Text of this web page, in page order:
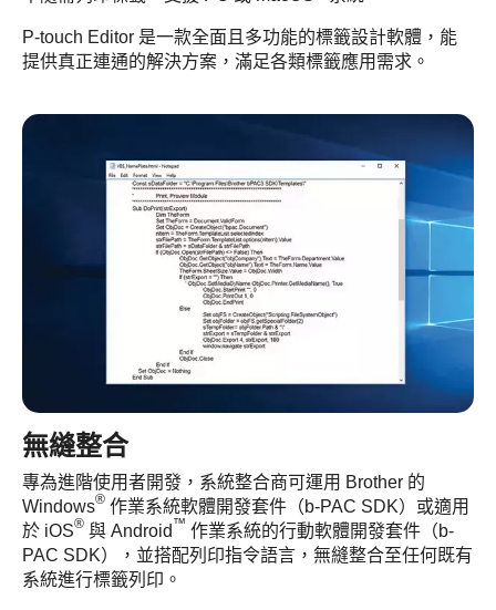
P-touch Editor 是一款全面且多功能的標籤設計軟體，能
提供真正連通的解決方案，滿足各類標籤應用需求。
無縫整合
專為進階使用者開發，系統整合商可運用 Brother 的
Windows® 作業系統軟體開發套件（b-PAC SDK）或適用
於 iOS® 與 Android ™ 作業系統的行動軟體開發套件（b-
PAC SDK），並搭配列印指令語言，無縫整合至任何既有
系統進行標籤列印。